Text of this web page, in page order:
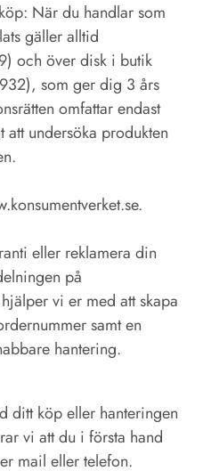
När du handlar som
gäller alltid
och över disk i butik
som ger dig 3 års
omfattar endast
undersöka produkten
eller reklamera din
på
vi er med att skapa
samt en
hantering.
ditt köp eller hanteringen
vi att du i första hand
mail eller telefon.